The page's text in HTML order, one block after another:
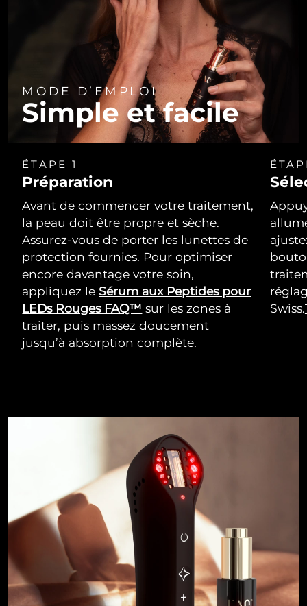
MODE D’EMPLOI
Simple et facile
ÉTAPE 1
Préparation
Avant de commencer votre traitement,
la peau doit être propre et sèche.
Assurez-vous de porter les lunettes de
protection fournies. Pour optimiser
encore davantage votre soin,
appliquez le Sérum aux Peptides pour
LEDs Rouges FAQ™ sur les zones à
traiter, puis massez doucement
jusqu’à absorption complète.
Swiss.